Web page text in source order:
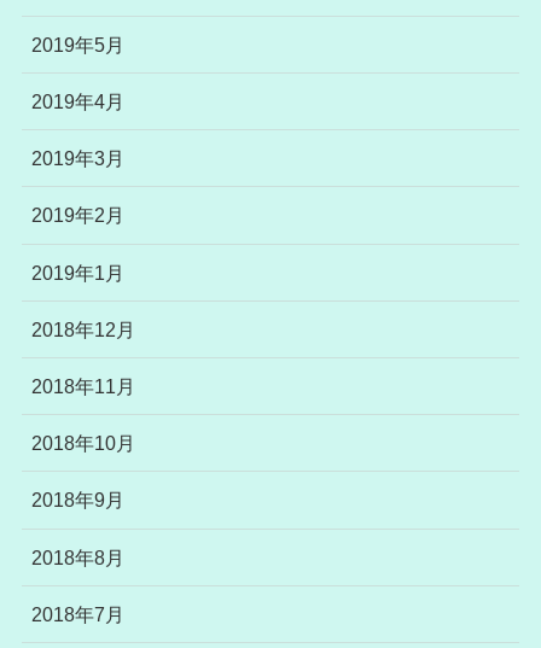
2019年5月
2019年4月
2019年3月
2019年2月
2019年1月
2018年12月
2018年11月
2018年10月
2018年9月
2018年8月
2018年7月